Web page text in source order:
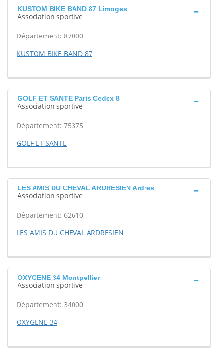
KUSTOM BIKE BAND 87 Limoges
Association sportive
Département: 87000
KUSTOM BIKE BAND 87
GOLF ET SANTE Paris Cedex 8
Association sportive
Département: 75375
GOLF ET SANTE
LES AMIS DU CHEVAL ARDRESIEN Ardres
Association sportive
Département: 62610
LES AMIS DU CHEVAL ARDRESIEN
OXYGENE 34 Montpellier
Association sportive
Département: 34000
OXYGENE 34